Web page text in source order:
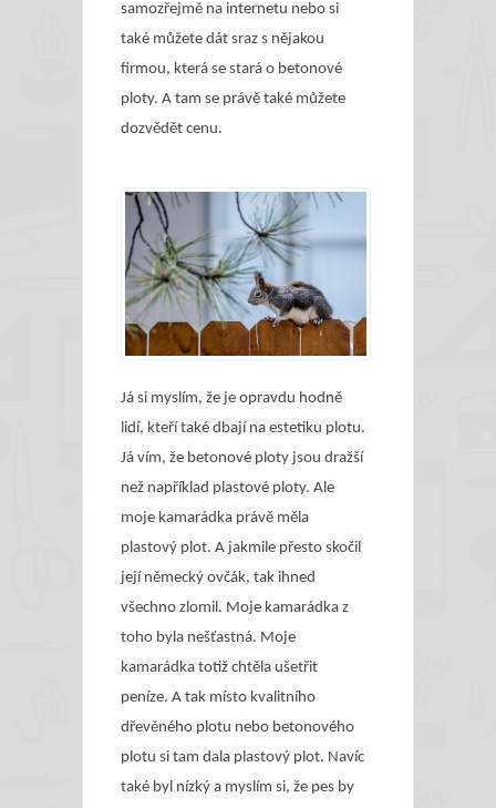
samozřejmě na internetu nebo si
také můžete dát sraz s nějakou
firmou, která se stará o betonové
ploty. A tam se právě také můžete
dozvědět cenu.
Já si myslím, že je opravdu hodně
lidí, kteří také dbají na estetiku plotu.
Já vím, že betonové ploty jsou dražší
než například plastové ploty. Ale
moje kamarádka právě měla
plastový plot. A jakmile přesto skočil
její německý ovčák, tak ihned
všechno zlomil. Moje kamarádka z
toho byla nešťastná. Moje
kamarádka totiž chtěla ušetřit
peníze. A tak místo kvalitního
dřevěného plotu nebo betonového
plotu si tam dala plastový plot. Navíc
také byl nízký a myslím si, že pes by